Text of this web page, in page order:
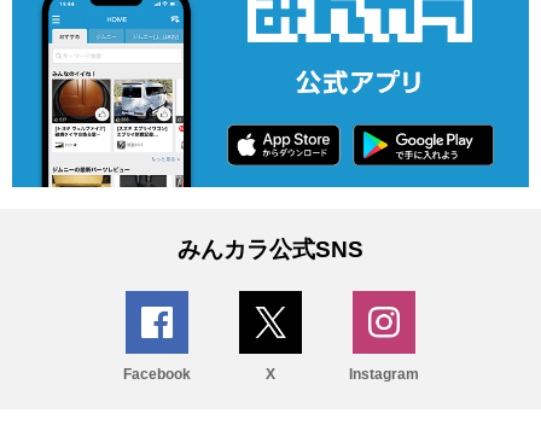
みんカラ公式SNS
Facebook X Instagram